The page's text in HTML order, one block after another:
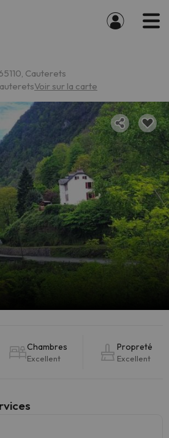
Cauterets
Voir sur la carte
Chambres
Excellent
Propreté
Excellent